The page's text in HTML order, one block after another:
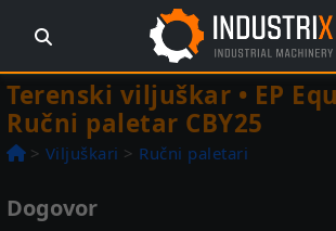
Terenski viljuškar • EP
Ručni paletar CBY25
> Viljuškari > Ručni paletari
Dogovor